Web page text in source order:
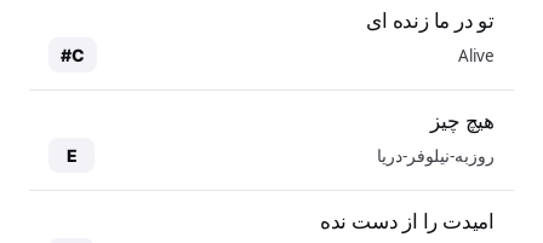
تو در ما زنده ای
Alive
C#
هیچ چیز
روزبه-نیلوفر-دریا E
امیدت را از دست نده